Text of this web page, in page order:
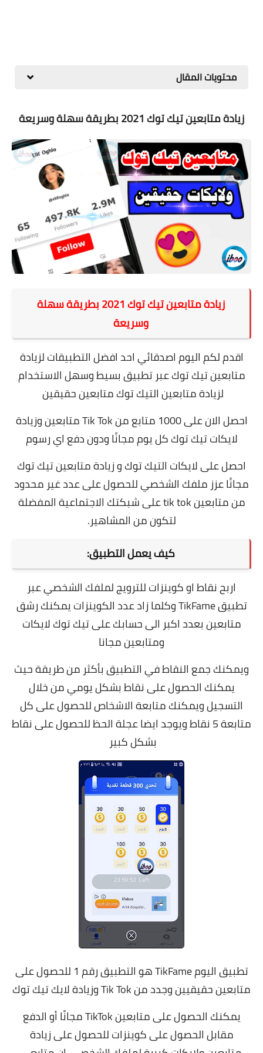
محتويات المقال
زيادة متابعين تيك توك 2021 بطريقة سهلة وسريعة
زيادة متابعين تيك توك 2021 بطريقة سهلة
وسريعة
اقدم لكم اليوم اصدقائي احد افضل التطبيقات لزيادة
متابعين تيك توك عبر تطبيق بسيط وسهل الاستخدام
لزيادة متابعين التيك توك متابعين حقيقين
احصل الان على 1000 متابع من Tik Tok متابعين وزيادة
لايكات تيك توك كل يوم مجانًا ودون دفع اي رسوم
احصل على لايكات التيك توك و زيادة متابعين تيك توك
مجانًا عزز ملفك الشخصي للحصول على عدد غير محدود
من متابعين tik tok على شبكتك الاجتماعية المفضلة
لتكون من المشاهير.
كيف يعمل التطبيق:
اربح نقاط او كوينزات للترويج لملفك الشخصي عبر
تطبيق TikFame وكلما زاد عدد الكوينزات يمكنك رشق
متابعين بعدد اكبر الى حسابك على تيك توك لايكات
ومتابعين مجانا
ويمكنك جمع النقاط في التطبيق بأكثر من طريقة حيث
يمكنك الحصول على نقاط بشكل يومي من خلال
التسجيل ويمكنك متابعة الاشخاص للحصول على كل
متابعة 5 نقاط ويوجد ايضا عجلة الحظ للحصول على نقاط
بشكل كبير
تطبيق اليوم TikFame هو التطبيق رقم 1 للحصول على
متابعين حقيقيين وجدد من Tik Tok وزيادة لايك تيك توك
يمكنك الحصول على متابعين TikTok مجانًا أو الدفع
مقابل الحصول على كوينزات للحصول على زيادة